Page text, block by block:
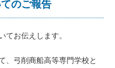
のご報告
てお伝えします。
、弓削商船高等専門学校と